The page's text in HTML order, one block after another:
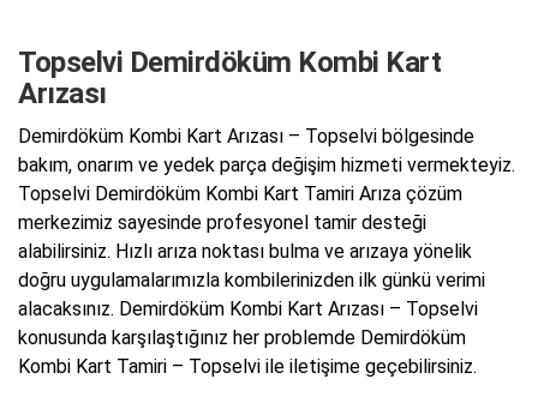
Topselvi Demirdöküm Kombi Kart
Arızası
Demirdöküm Kombi Kart Arızası – Topselvi bölgesinde
bakım, onarım ve yedek parça değişim hizmeti vermekteyiz.
Topselvi Demirdöküm Kombi Kart Tamiri Arıza çözüm
merkezimiz sayesinde profesyonel tamir desteği
alabilirsiniz. Hızlı arıza noktası bulma ve arızaya yönelik
doğru uygulamalarımızla kombilerinizden ilk günkü verimi
alacaksınız. Demirdöküm Kombi Kart Arızası – Topselvi
konusunda karşılaştığınız her problemde Demirdöküm
Kombi Kart Tamiri – Topselvi ile iletişime geçebilirsiniz.